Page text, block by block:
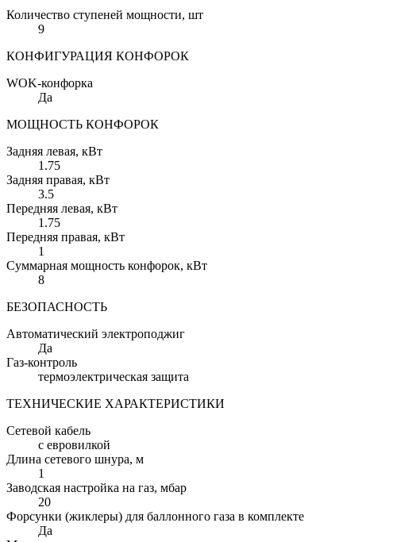
Количество ступеней мощности, шт
9
КОНФИГУРАЦИЯ КОНФОРОК
WOK-конфорка
Да
МОЩНОСТЬ КОНФОРОК
Задняя левая, кВт
1.75
Задняя правая, кВт
3.5
Передняя левая, кВт
1.75
Передняя правая, кВт
1
Суммарная мощность конфорок, кВт
8
БЕЗОПАСНОСТЬ
Автоматический электроподжиг
Да
Газ-контроль
термоэлектрическая защита
ТЕХНИЧЕСКИЕ ХАРАКТЕРИСТИКИ
Сетевой кабель
с евровилкой
Длина сетевого шнура, м
1
Заводская настройка на газ, мбар
20
Форсунки (жиклеры) для баллонного газа в комплекте
Да